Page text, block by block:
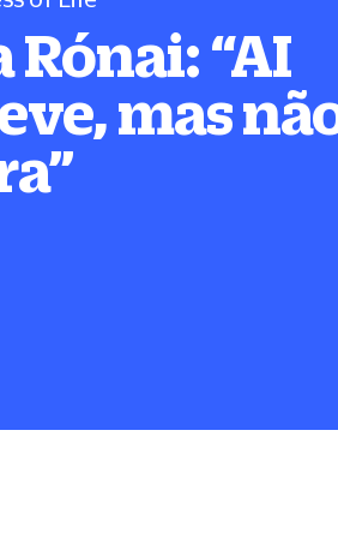
Rónai:“AI
mas
”